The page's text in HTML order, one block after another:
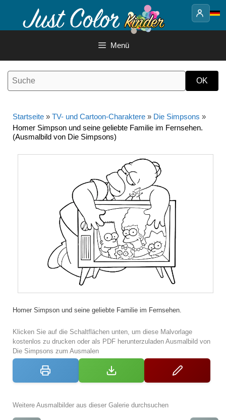
Inhalt
Menü
Startseite » TV- und Cartoon-Charaktere » Die Simpsons »
Homer Simpson und seine geliebte Familie im Fernsehen.
(Ausmalbild von Die Simpsons)
Homer Simpson und seine geliebte Familie im Fernsehen.
Klicken Sie auf die Schaltflächen unten, um diese Malvorlage
kostenlos zu drucken oder als PDF herunterzuladen Ausmalbild von
Die Simpsons zum Ausmalen
Weitere Ausmalbilder aus dieser Galerie durchsuchen